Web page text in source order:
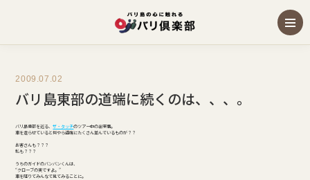
2009.07.02
バリ島東部の道端に続くのは、、、。
バリ島東部を巡る、ザ・タッチのツアー中の出来事。
車を走らせていると何やら道端にたくさん並んでいるものが？？
お客さんも？？？
私も？？？
うちのガイドのバンバンくんは、
“クローブの実ですよ。”
車を降りてみんなで見てみることに。